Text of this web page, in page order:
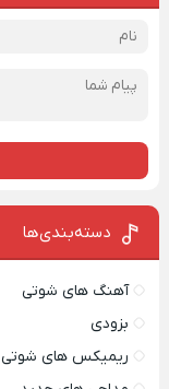
دسته‌بندی‌ها
آهنگ های شوتی
بزودی
ریمیکس های شوتی